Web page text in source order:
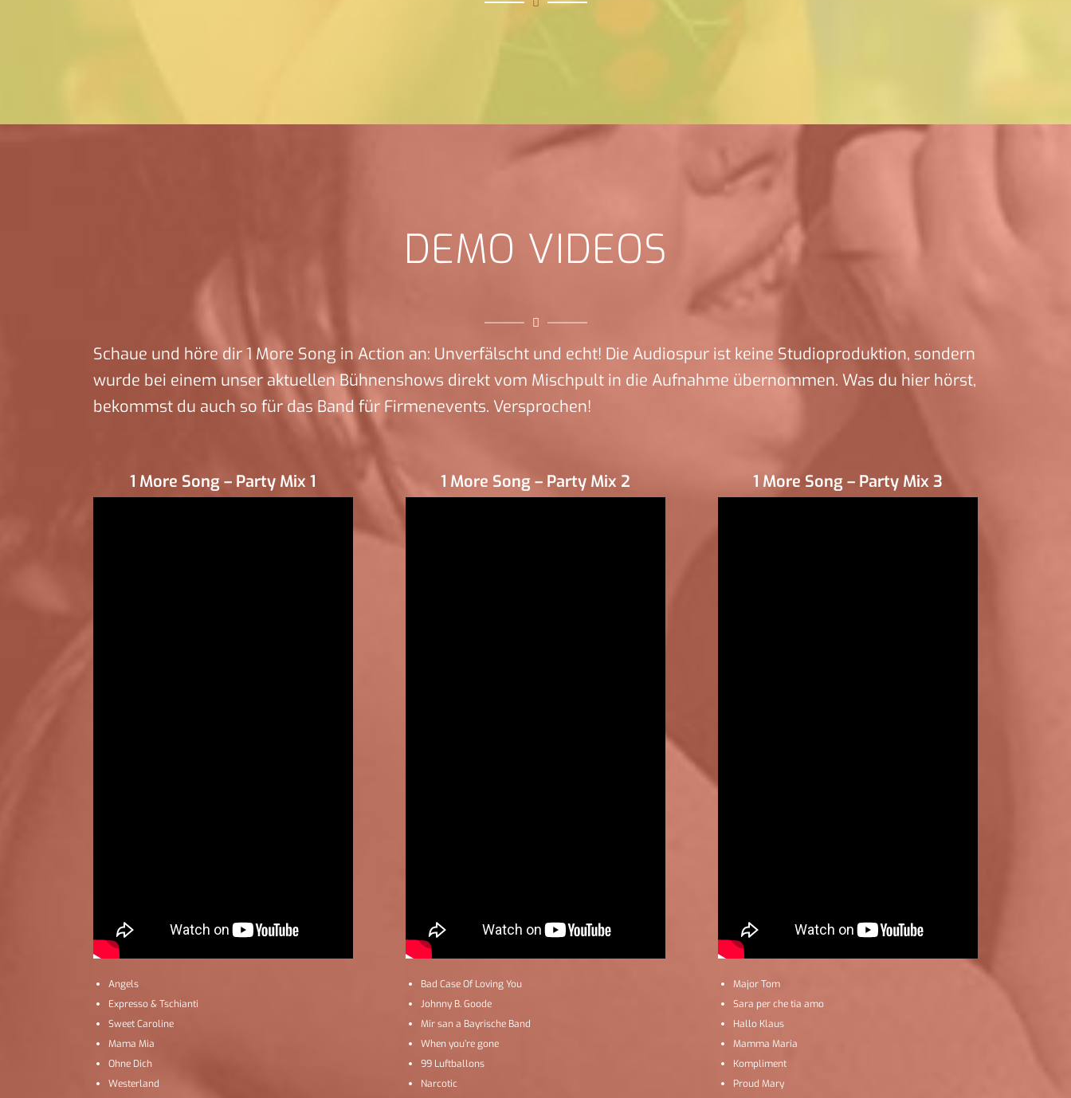
DEMO VIDEOS
Schaue und höre dir 1 More Song in Action an: Unverfälscht und echt! Die Audiospur ist keine Studioproduktion, sondern
wurde bei einem unser aktuellen Bühnenshows direkt vom Mischpult in die Aufnahme übernommen. Was du hier hörst,
bekommst du auch so für das Band für Firmenevents. Versprochen!
1 More Song – Party Mix 1
Angels
Expresso & Tschianti
Sweet Caroline
Mama Mia
Ohne Dich
Westerland
1 More Song – Party Mix 2
Bad Case Of Loving You
Johnny B. Goode
Mir san a Bayrische Band
When you’re gone
99 Luftballons
Narcotic
1 More Song – Party Mix 3
Major Tom
Sara per che tia amo
Hallo Klaus
Mamma Maria
Kompliment
Proud Mary